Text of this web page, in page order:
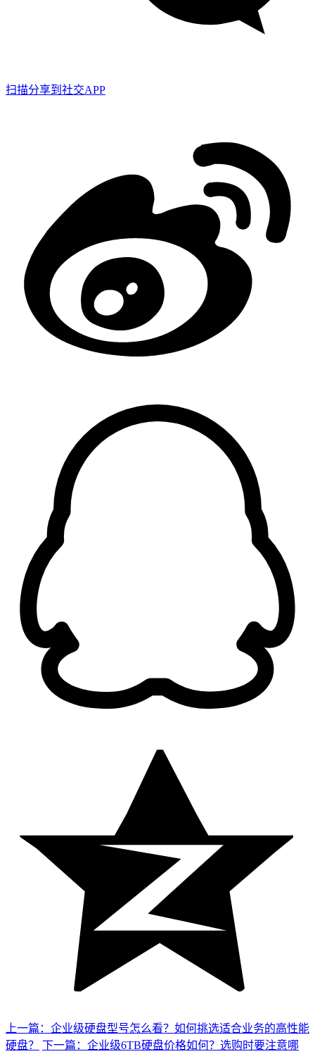
扫描分享到社交APP
上一篇：企业级硬盘型号怎么看？如何挑选适合业务的高性能
硬盘？
下一篇：企业级6TB硬盘价格如何？选购时要注意哪